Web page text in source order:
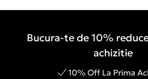
Bucura-te de 10%
achizitie
10% Off La Prima